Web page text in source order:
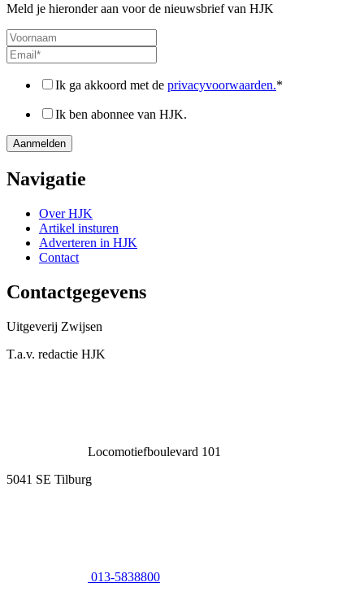
Meld je hieronder aan voor de nieuwsbrief van HJK
Ik ga akkoord met de privacyvoorwaarden.*
Ik ben abonnee van HJK.
Navigatie
Over HJK
Artikel insturen
Adverteren in HJK
Contact
Contactgegevens
Uitgeverij Zwijsen
T.a.v. redactie HJK
Locomotiefboulevard 101
5041 SE Tilburg
013-5838800